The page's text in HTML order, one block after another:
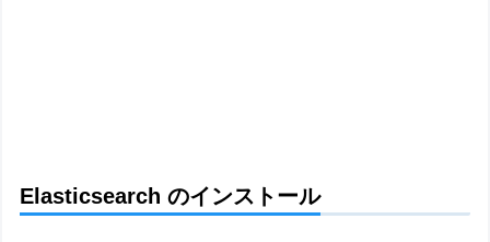
Elasticsearch のインストール